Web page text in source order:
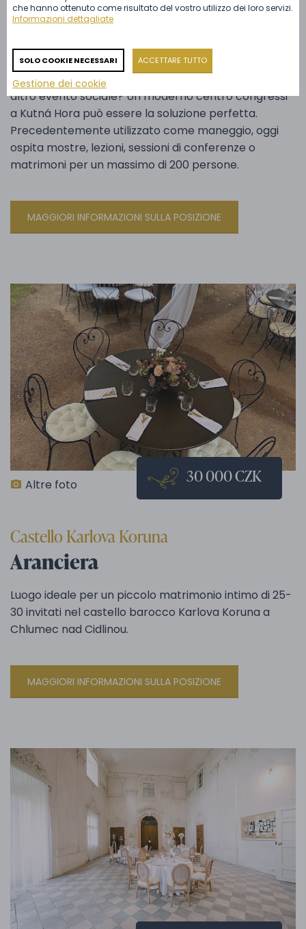
Kutná Hora
Centro conferenze
Cercate una sede per la vostra conferenza o per un
altro evento sociale? Un moderno centro congressi
a Kutná Hora può essere la soluzione perfetta.
Precedentemente utilizzato come maneggio, oggi
ospita mostre, lezioni, sessioni di conferenze o
matrimoni per un massimo di 200 persone.
MAGGIORI INFORMAZIONI SULLA POSIZIONE
Altre foto 30 000 CZK
Castello Karlova Koruna
Aranciera
Luogo ideale per un piccolo matrimonio intimo di 25-
30 invitati nel castello barocco Karlova Koruna a
Chlumec nad Cidlinou.
MAGGIORI INFORMAZIONI SULLA POSIZIONE
che hanno ottenuto come risultato del vostro utilizzo dei loro servizi.
Informazioni dettagliate
SOLO COOKIE NECESSARI ACCETTARE TUTTO
Gestione dei cookie